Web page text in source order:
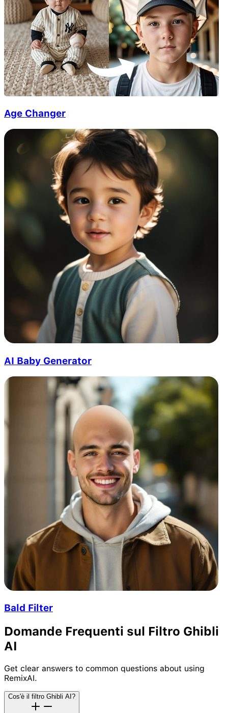
Age Changer
AI Baby Generator
Bald Filter
Domande Frequenti sul Filtro Ghibli
AI
Get clear answers to common questions about using
RemixAI.
Cos'è il filtro Ghibli AI?